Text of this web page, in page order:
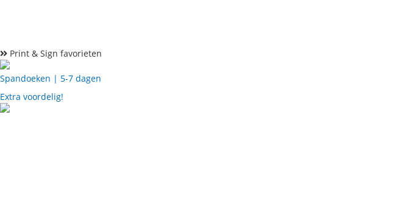
Print & Sign favorieten
Spandoeken | 5-7 dagen
Extra voordelig!